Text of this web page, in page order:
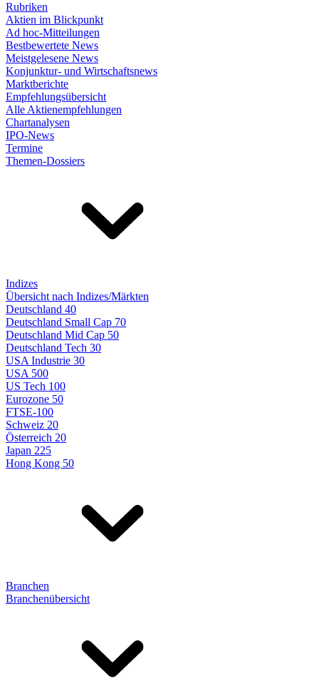
Rubriken
Aktien im Blickpunkt
Ad hoc-Mitteilungen
Bestbewertete News
Meistgelesene News
Konjunktur- und Wirtschaftsnews
Marktberichte
Empfehlungsübersicht
Alle Aktienempfehlungen
Chartanalysen
IPO-News
Termine
Themen-Dossiers
Indizes
Übersicht nach Indizes/Märkten
Deutschland 40
Deutschland Small Cap 70
Deutschland Mid Cap 50
Deutschland Tech 30
USA Industrie 30
USA 500
US Tech 100
Eurozone 50
FTSE-100
Schweiz 20
Österreich 20
Japan 225
Hong Kong 50
Branchen
Branchenübersicht